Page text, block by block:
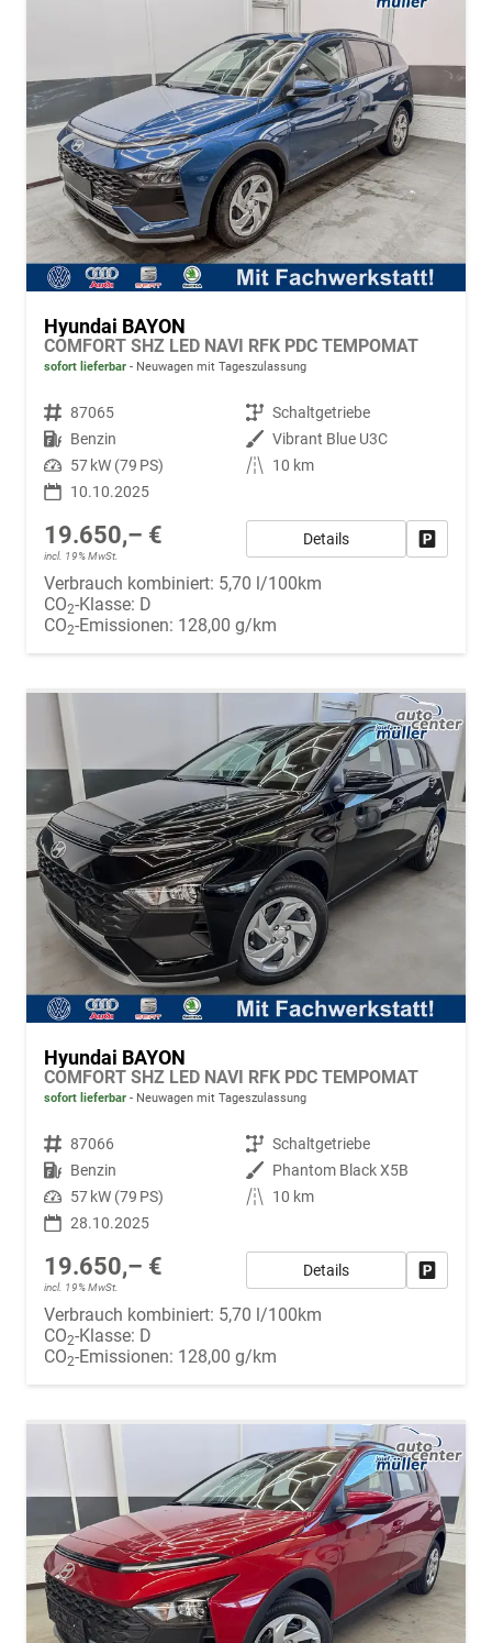
Hyundai BAYON
COMFORT SHZ LED NAVI RFK PDC TEMPOMAT
sofort lieferbar Neuwagen mit Tageszulassung
Fahrzeugnr. 87065 Getriebe Schaltgetriebe
Kraftstoff Benzin Außenfarbe Vibrant Blue U3C
Leistung 57 kW (79 PS) Kilometerstand
10 km
10.10.2025
19.650,– €
incl. 19% MwSt.
Details
Verbrauch kombiniert: 5,70 l/100km
CO2-Klasse: D
CO2-Emissionen: 128,00 g/km
Hyundai BAYON
COMFORT SHZ LED NAVI RFK PDC TEMPOMAT
sofort lieferbar Neuwagen mit Tageszulassung
Fahrzeugnr. 87066 Getriebe Schaltgetriebe
Kraftstoff Benzin Außenfarbe Phantom Black X5B
Leistung 57 kW (79 PS) Kilometerstand
10 km
28.10.2025
19.650,– €
incl. 19% MwSt.
Details
Verbrauch kombiniert: 5,70 l/100km
CO2-Klasse: D
CO2-Emissionen: 128,00 g/km